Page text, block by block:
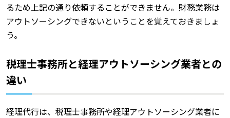
るため上記の通り依頼することができません。財務業務は
アウトソーシングできないということを覚えておきましょ
う。
税理士事務所と経理アウトソーシング業者との
違い
経理代行は、税理士事務所や経理アウトソーシング業者に